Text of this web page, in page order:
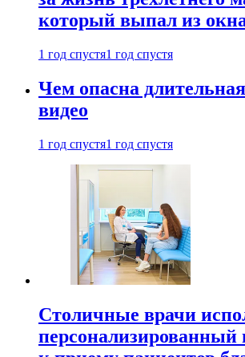
который выпал из
1 год спустя1 год спустя
Чем опасна
видео
1 год спустя1 год спустя
Столичные врачи
персонализированный